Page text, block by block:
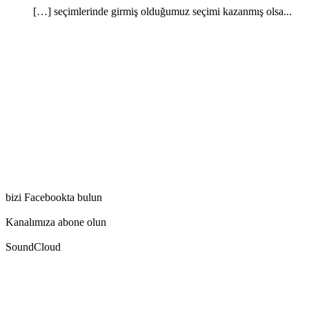
[…] seçimlerinde girmiş olduğumuz seçimi kazanmış olsa...
bizi Facebookta bulun
Kanalımıza abone olun
SoundCloud